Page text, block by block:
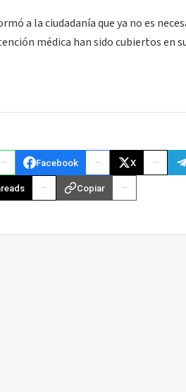
a la ciudadanía que ya no es
médica han sido cubiertos en
Facebook X
Copiar